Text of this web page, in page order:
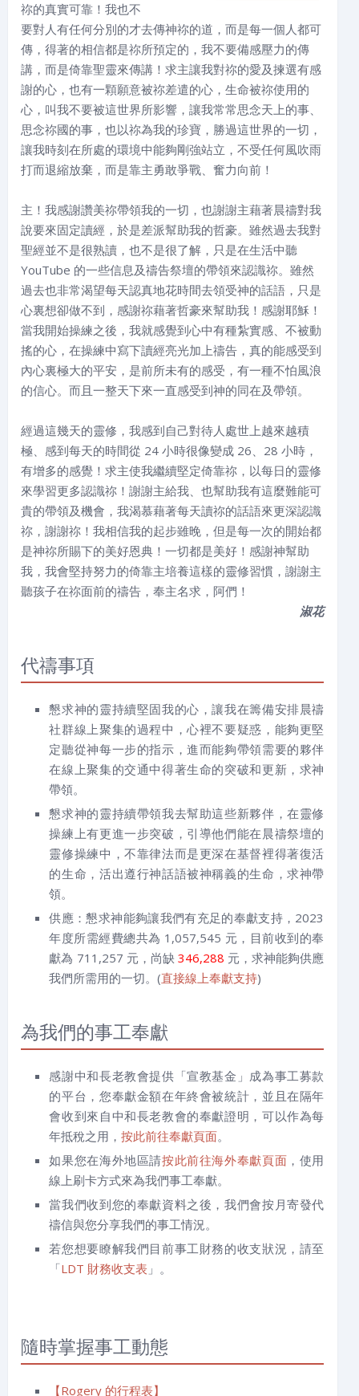
祢的真實可靠！我也不
要對人有任何分別的才去傳神祢的道，而是每一個人都可
傳，得著的相信都是祢所預定的，我不要備感壓力的傳
講，而是倚靠聖靈來傳講！求主讓我對祢的愛及揀選有感
謝的心，也有一顆願意被祢差遣的心，生命被祢使用的
心，叫我不要被這世界所影響，讓我常常思念天上的事、
思念祢國的事，也以祢為我的珍寶，勝過這世界的一切，
讓我時刻在所處的環境中能夠剛強站立，不受任何風吹雨
打而退縮放棄，而是靠主勇敢爭戰、奮力向前！
主！我感謝讚美祢帶領我的一切，也謝謝主藉著晨禱對我
說要來固定讀經，於是差派幫助我的哲豪。雖然過去我對
聖經並不是很熟讀，也不是很了解，只是在生活中聽
YouTube 的一些信息及禱告祭壇的帶領來認識祢。雖然
過去也非常渴望每天認真地花時間去領受神的話語，只是
心裏想卻做不到，感謝祢藉著哲豪來幫助我！感謝耶穌！
當我開始操練之後，我就感覺到心中有種紮實感、不被動
搖的心，在操練中寫下讀經亮光加上禱告，真的能感受到
內心裏極大的平安，是前所未有的感受，有一種不怕風浪
的信心。而且一整天下來一直感受到神的同在及帶領。
經過這幾天的靈修，我感到自己對待人處世上越來越積
極、感到每天的時間從 24 小時很像變成 26、28 小時，
有增多的感覺！求主使我繼續堅定倚靠祢，以每日的靈修
來學習更多認識祢！謝謝主給我、也幫助我有這麼難能可
貴的帶領及機會，我渴慕藉著每天讀祢的話語來更深認識
祢，謝謝祢！我相信我的起步雖晚，但是每一次的開始都
是神祢所賜下的美好恩典！一切都是美好！感謝神幫助
我，我會堅持努力的倚靠主培養這樣的靈修習慣，謝謝主
聽孩子在祢面前的禱告，奉主名求，阿們！
淑花
代禱事項
懇求神的靈持續堅固我的心，讓我在籌備安排晨禱
社群線上聚集的過程中，心裡不要疑惑，能夠更堅
定聽從神每一步的指示，進而能夠帶領需要的夥伴
在線上聚集的交通中得著生命的突破和更新，求神
帶領。
懇求神的靈持續帶領我去幫助這些新夥伴，在靈修
操練上有更進一步突破，引導他們能在晨禱祭壇的
靈修操練中，不靠律法而是更深在基督裡得著復活
的生命，活出遵行神話語被神稱義的生命，求神帶
領。
供應：懇求神能夠讓我們有充足的奉獻支持，2023
年度所需經費總共為 1,057,545 元，目前收到的奉
獻為 711,257 元，尚缺346,288 元，求神能夠供應
我們所需用的一切。(直接線上奉獻支持)
為我們的事工奉獻
感謝中和長老教會提供「宣教基金」成為事工募款
的平台，您奉獻金額在年終會被統計，並且在隔年
會收到來自中和長老教會的奉獻證明，可以作為每
年抵稅之用，按此前往奉獻頁面。
如果您在海外地區請按此前往海外奉獻頁面 ，使用
線上刷卡方式來為我們事工奉獻。
當我們收到您的奉獻資料之後，我們會按月寄發代
禱信與您分享我們的事工情況。
若您想要瞭解我們目前事工財務的收支狀況，請至
「LDT 財務收支表 」。
隨時掌握事工動態
【Rogery 的行程表】